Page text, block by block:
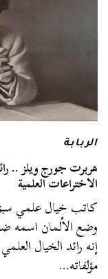
الربابة
هربرت جورج ويلز ..
الاختراعات العلمية
كاتب خيال علمي سبق
وضع الألمان اسمه
إنه رائد الخيال
مؤلفاته…